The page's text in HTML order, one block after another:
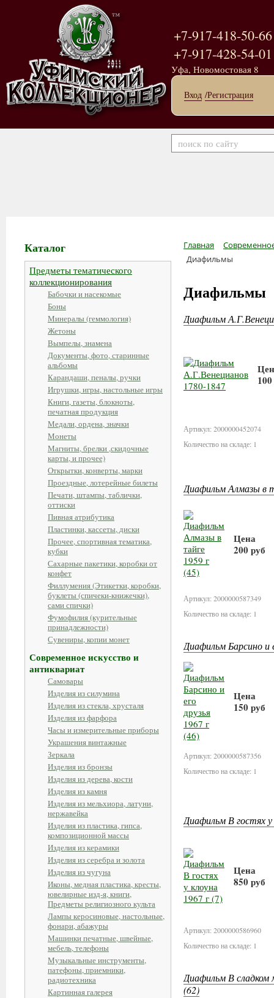
+7-917-418-50-66
+7-917-428-54-01
Уфа, Новомостовая 8
Вход /Регистрация
Каталог
Предметы тематического
коллекционирования
Бабочки и насекомые
Боны
Минералы (геммология)
Жетоны
Вымпелы, знамена
Документы, фото, старинные
альбомы
Карандаши, пеналы, ручки
Игрушки, игры, настольные игры
Книги, газеты, блокноты,
печатная продукция
Медали, ордена, значки
Монеты
Магниты, брелки ,скидочные
карты, и прочее)
Открытки, конверты, марки
Проездные, лотерейные билеты
Печати, штампы, таблички,
оттиски
Пивная атрибутика
Пластинки, кассеты, диски
Прочее, спортивная тематика,
кубки
Сахарные пакетики, коробки от
конфет
Филлумения (Этикетки, коробки,
буклеты (спичеки-книжечки),
сами спички)
Фумофилия (курительные
принадлежности)
Сувениры, копии монет
Современное искусство и
антиквариат
Самовары
Изделия из силумина
Изделия из стекла, хрусталя
Изделия из фарфора
Часы и измерительные приборы
Украшения винтажные
Зеркала
Изделия из бронзы
Изделия из дерева, кости
Изделия из камня
Изделия из мельхиора, латуни,
нержавейка
Изделия из пластика, гипса,
композиционной массы
Изделия из керамики
Изделия из серебра и золота
Изделия из чугуна
Иконы, медная пластика, кресты,
ювелирные изд-я, книги,
Предметы религиозного культа
Лампы керосиновые, настольные,
фонари, абажуры
Машинки печатные, швейные,
мебель, телефоны
Музыкальные инструменты,
патефоны, приемники,
радиотехника
Картинная галерея
Главная
Диафильмы
Диафильмы
Диафильм
Артикул: 2000000452074
Количество на складе: 1
Диафильм Алмазы в
Цена
200 руб
Артикул: 2000000587349
Количество на складе: 1
Диафильм Барсино и
Цена
150 руб
Артикул: 2000000587356
Количество на складе: 1
Диафильм В гостях у
Цена
850 руб
Артикул: 2000000586960
Количество на складе: 1
Диафильм В сладком
(62)